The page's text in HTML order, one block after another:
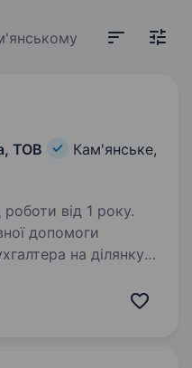
ТОВ
Кам'янське,
від 1 року.
допомоги
на ділянку
фінанси